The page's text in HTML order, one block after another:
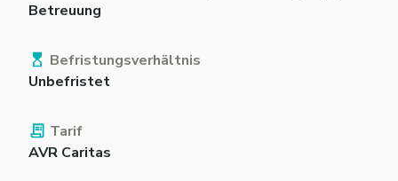
Betreuung
Befristungsverhältnis
Unbefristet
Tarif
AVR Caritas